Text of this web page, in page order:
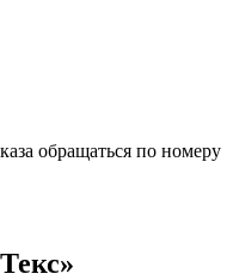
обращаться по номеру